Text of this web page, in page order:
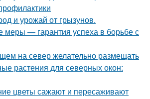
и урожай от грызунов.
меры — гарантия успеха в борьбе с
на север желательно размещать
растения для северных окон:
цветы сажают и пересаживают